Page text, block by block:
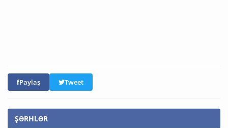
Paylaş Tweet
ŞƏRHLƏR